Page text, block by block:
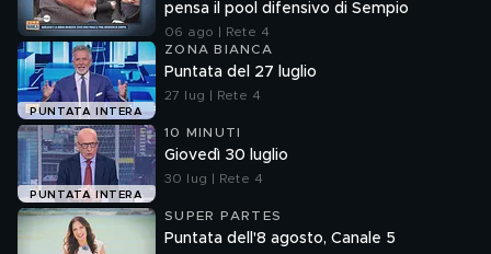
pensa il pool difensivo di Sempio
06 ago | Rete 4
PUNTATA INTERA
ZONA BIANCA
Puntata del 27 luglio
27 lug | Rete 4
PUNTATA INTERA
10 MINUTI
Giovedì 30 luglio
30 lug | Rete 4
SUPER PARTES
Puntata dell'8 agosto, Canale 5